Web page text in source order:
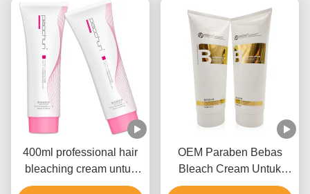
400ml professional hair
bleaching cream untuk
pria dan wanita hingga 9
OEM Paraben Bebas
Bleach Cream Untuk
Warna Rambut Dengan